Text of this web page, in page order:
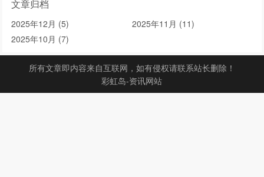
文章归档
2025年12月 (5)
2025年11月 (11)
2025年10月 (7)
所有文章即内容来自互联网，如有侵权请联系站长删除！
彩虹岛-资讯网站